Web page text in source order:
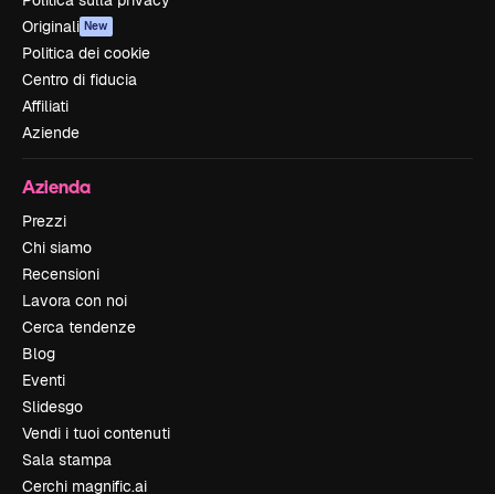
Originali New
Politica dei cookie
Centro di fiducia
Affiliati
Aziende
Azienda
Prezzi
Chi siamo
Recensioni
Lavora con noi
Cerca tendenze
Blog
Eventi
Slidesgo
Vendi i tuoi contenuti
Sala stampa
Cerchi magnific.ai